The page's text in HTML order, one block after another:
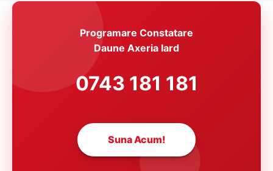
Programare Constatare
Daune Axeria Iard
0743 181 181
Suna Acum!